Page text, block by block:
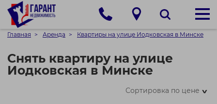
Главная Аренда Квартиры на улице Иодковская в Минске
Снять квартиру на улице
Иодковская в Минске
Сортировка по цене>